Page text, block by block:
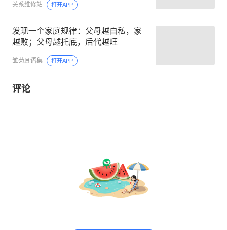
关系维修站 打开APP
发现一个家庭规律：父母越自私，家
越败；父母越托底，后代越旺
雏菊耳语集 打开APP
评论